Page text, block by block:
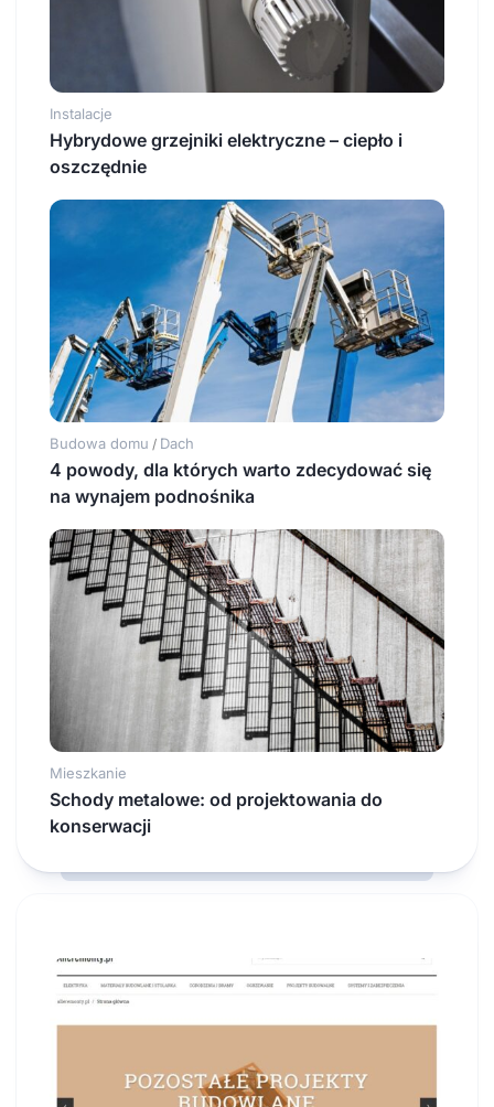
Instalacje
Hybrydowe grzejniki elektryczne – ciepło i
oszczędnie
Budowa domu / Dach
4 powody, dla których warto zdecydować się
na wynajem podnośnika
Mieszkanie
Schody metalowe: od projektowania do
konserwacji